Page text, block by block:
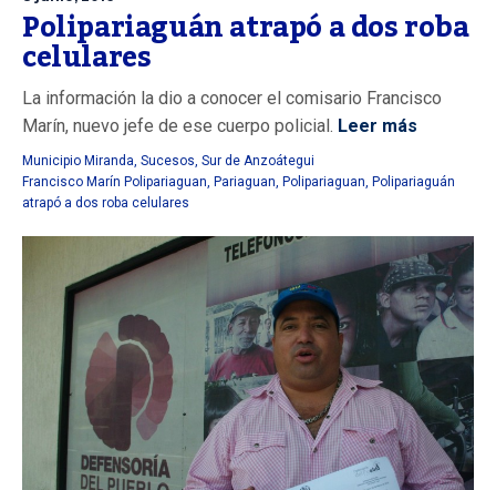
Polipariaguán atrapó a dos roba
celulares
La información la dio a conocer el comisario Francisco
Marín, nuevo jefe de ese cuerpo policial. Leer más
Municipio Miranda, Sucesos, Sur de Anzoátegui
Francisco Marín Polipariaguan, Pariaguan, Polipariaguan, Polipariaguán
atrapó a dos roba celulares